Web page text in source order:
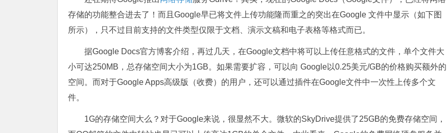
存储的功能整合进去了！而且Google早已将文件上传功能隆而重之的突出在Google 文件中显示（如下图
所示），只不过目前支持的文件类型仅限于文档、演示文稿和电子表格等格式而已。
据Google Docs官方博客介绍，再过几天，在Google文档中将可以上传任意格式的文件，单个文件大
小可达250MB，总存储空间大小为1GB。如果需要扩容，可以向 Google以0.25美元/GB的价格购买额外的
空间。而对于Google Apps高级版（收费）的用户，还可以通过插件在Google文件中一次性上传多个文
件。
1G的存储空间大么？对于Google来说，很显然不大。微软的SkyDrive提供了25GB的免费存储空间，